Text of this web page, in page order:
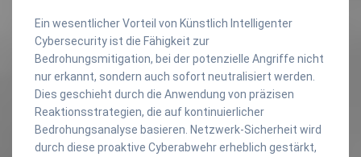
Ein wesentlicher Vorteil von Künstlich Intelligenter
Cybersecurity ist die Fähigkeit zur
Bedrohungsmitigation, bei der potenzielle Angriffe nicht
nur erkannt, sondern auch sofort neutralisiert werden.
Dies geschieht durch die Anwendung von präzisen
Reaktionsstrategien, die auf kontinuierlicher
Bedrohungsanalyse basieren. Netzwerk-Sicherheit wird
durch diese proaktive Cyberabwehr erheblich gestärkt,